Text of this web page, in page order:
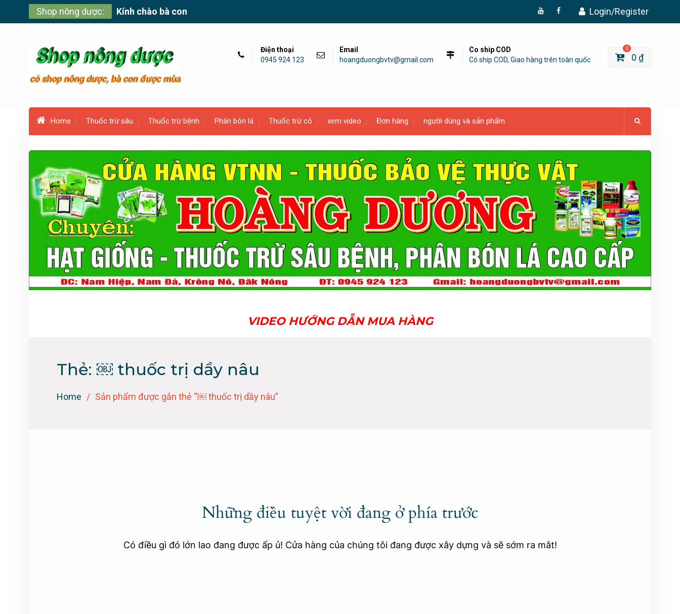
to
Shop nông dược: Kính chào bà con
Login/Register
Điện thoại
0945 924 123
Email
hoangduongbvtv@gmail.com
Co ship COD
Có ship COD, Giao hàng trên toàn quốc
0
0 ₫
Home Thuốc trừ sâu Thuốc trừ bệnh Phân bón lá Thuốc trừ cỏ xem video Đơn hàng người dùng và sản phẩm
VIDEO HƯỚNG DẪN MUA HÀNG
Thẻ: ￼ thuốc trị dầy nâu
Home Sản phẩm được gắn thẻ “￼ thuốc trị dầy nâu”
Những điều tuyệt vời đang ở phía trước
Có điều gì đó lớn lao đang được ấp ủ! Cửa hàng của chúng tôi đang được xây dựng và sẽ sớm ra mắt!